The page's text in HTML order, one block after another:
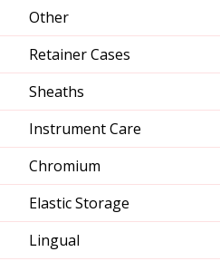
Other
Retainer Cases
Sheaths
Instrument Care
Chromium
Elastic Storage
Lingual